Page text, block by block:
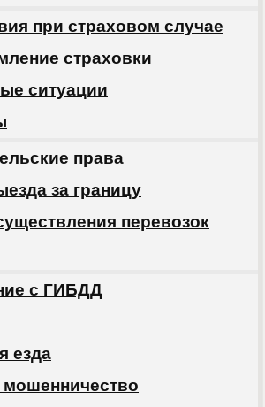
при страховом случае
страховки
ситуации
права
за границу
перевозок
с ГИБДД
езда
мошенничество